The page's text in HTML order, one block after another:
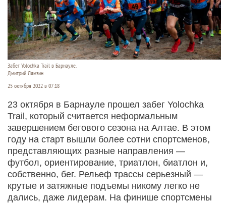
Забег Yolochka Trail в Барнауле.
Дмитрий Лямзин
25 октября 2022 в 07:18
23 октября в Барнауле прошел забег Yolochka
Trail, который считается неформальным
завершением бегового сезона на Алтае. В этом
году на старт вышли более сотни спортсменов,
представляющих разные направления —
футбол, ориентирование, триатлон, биатлон и,
собственно, бег. Рельеф трассы серьезный —
крутые и затяжные подъемы никому легко не
дались, даже лидерам. На финише спортсмены